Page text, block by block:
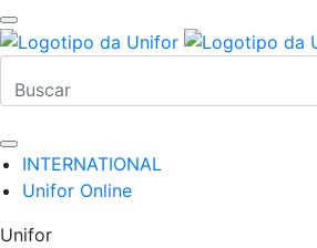
INTERNATIONAL
Unifor Online
Unifor